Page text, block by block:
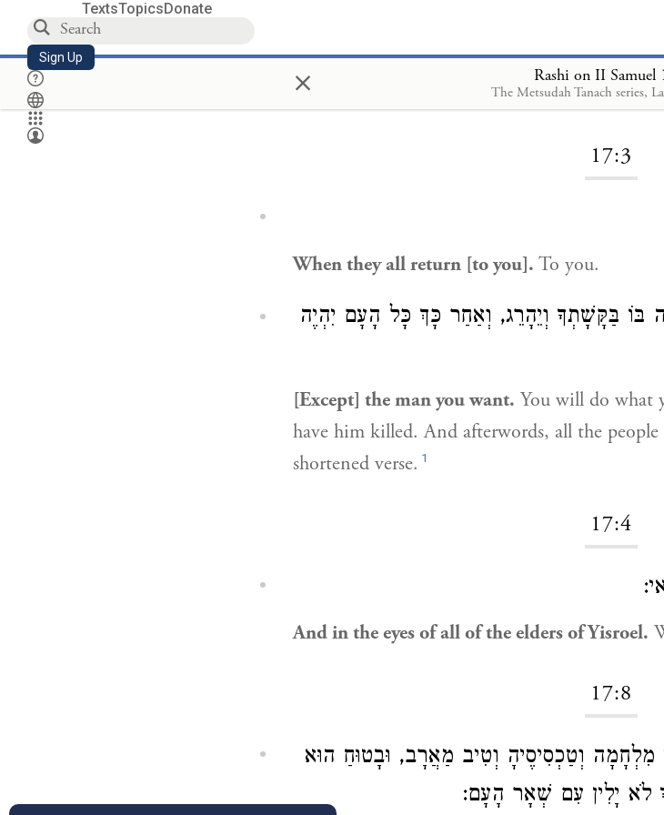
TextsTopicsDonate
Sign Up × Rashi on II Samuel
The Metsudah Tanach series,
Loading...
17:3
When they all return [to you]. To you.
בּוֹ בַּקָּשָׁתְךָ וְיֵהָרֵג, וְאַחַר כָּךְ כָּל הָעָם יִהְיֶה
[Except] the man you want. You will do what
have him killed. And afterwords, all the
shortened verse. 1
17:4
And in the eyes of all of the elders of Yisroel.
17:8
מִלְחָמָה וְטַכְסִיסֶיהָ וְטִיב מַאֲרָב, וּבָטוּחַ הוּא
לֹא יָלִין עִם שְׁאָר הָעָם: